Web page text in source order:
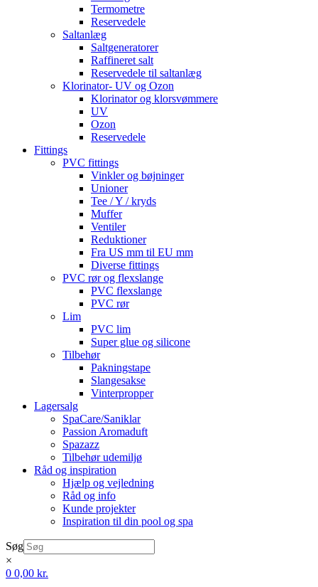
Termometre
Reservedele
Saltanlæg
Saltgeneratorer
Raffineret salt
Reservedele til saltanlæg
Klorinator- UV og Ozon
Klorinator og klorsvømmere
UV
Ozon
Reservedele
Fittings
PVC fittings
Vinkler og bøjninger
Unioner
Tee / Y / kryds
Muffer
Ventiler
Reduktioner
Fra US mm til EU mm
Diverse fittings
PVC rør og flexslange
PVC flexslange
PVC rør
Lim
PVC lim
Super glue og silicone
Tilbehør
Pakningstape
Slangesakse
Vinterpropper
Lagersalg
SpaCare/Saniklar
Passion Aromaduft
Spazazz
Tilbehør udemiljø
Råd og inspiration
Hjælp og vejledning
Råd og info
Kunde projekter
Inspiration til din pool og spa
Søg
×
0 0,00 kr.